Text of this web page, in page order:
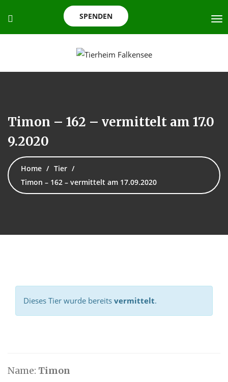
SPENDEN
Timon – 162 – vermittelt am 17.0
9.2020
Home
Tier
Timon – 162 – vermittelt am 17.09.2020
Dieses Tier wurde bereits vermittelt.
Name: Timon